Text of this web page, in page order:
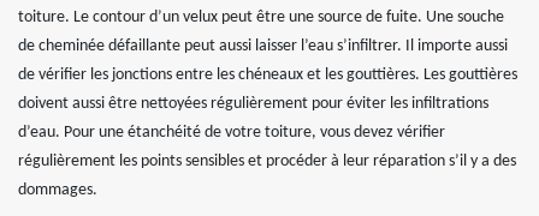
toiture. Le contour d’un velux peut être une source de fuite. Une souche
de cheminée défaillante peut aussi laisser l’eau s’infiltrer. Il importe aussi
de vérifier les jonctions entre les chéneaux et les gouttières. Les gouttières
doivent aussi être nettoyées régulièrement pour éviter les infiltrations
d’eau. Pour une étanchéité de votre toiture, vous devez vérifier
régulièrement les points sensibles et procéder à leur réparation s’il y a des
dommages.